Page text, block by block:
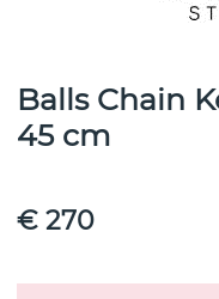
Balls Chain
45 cm
€ 270